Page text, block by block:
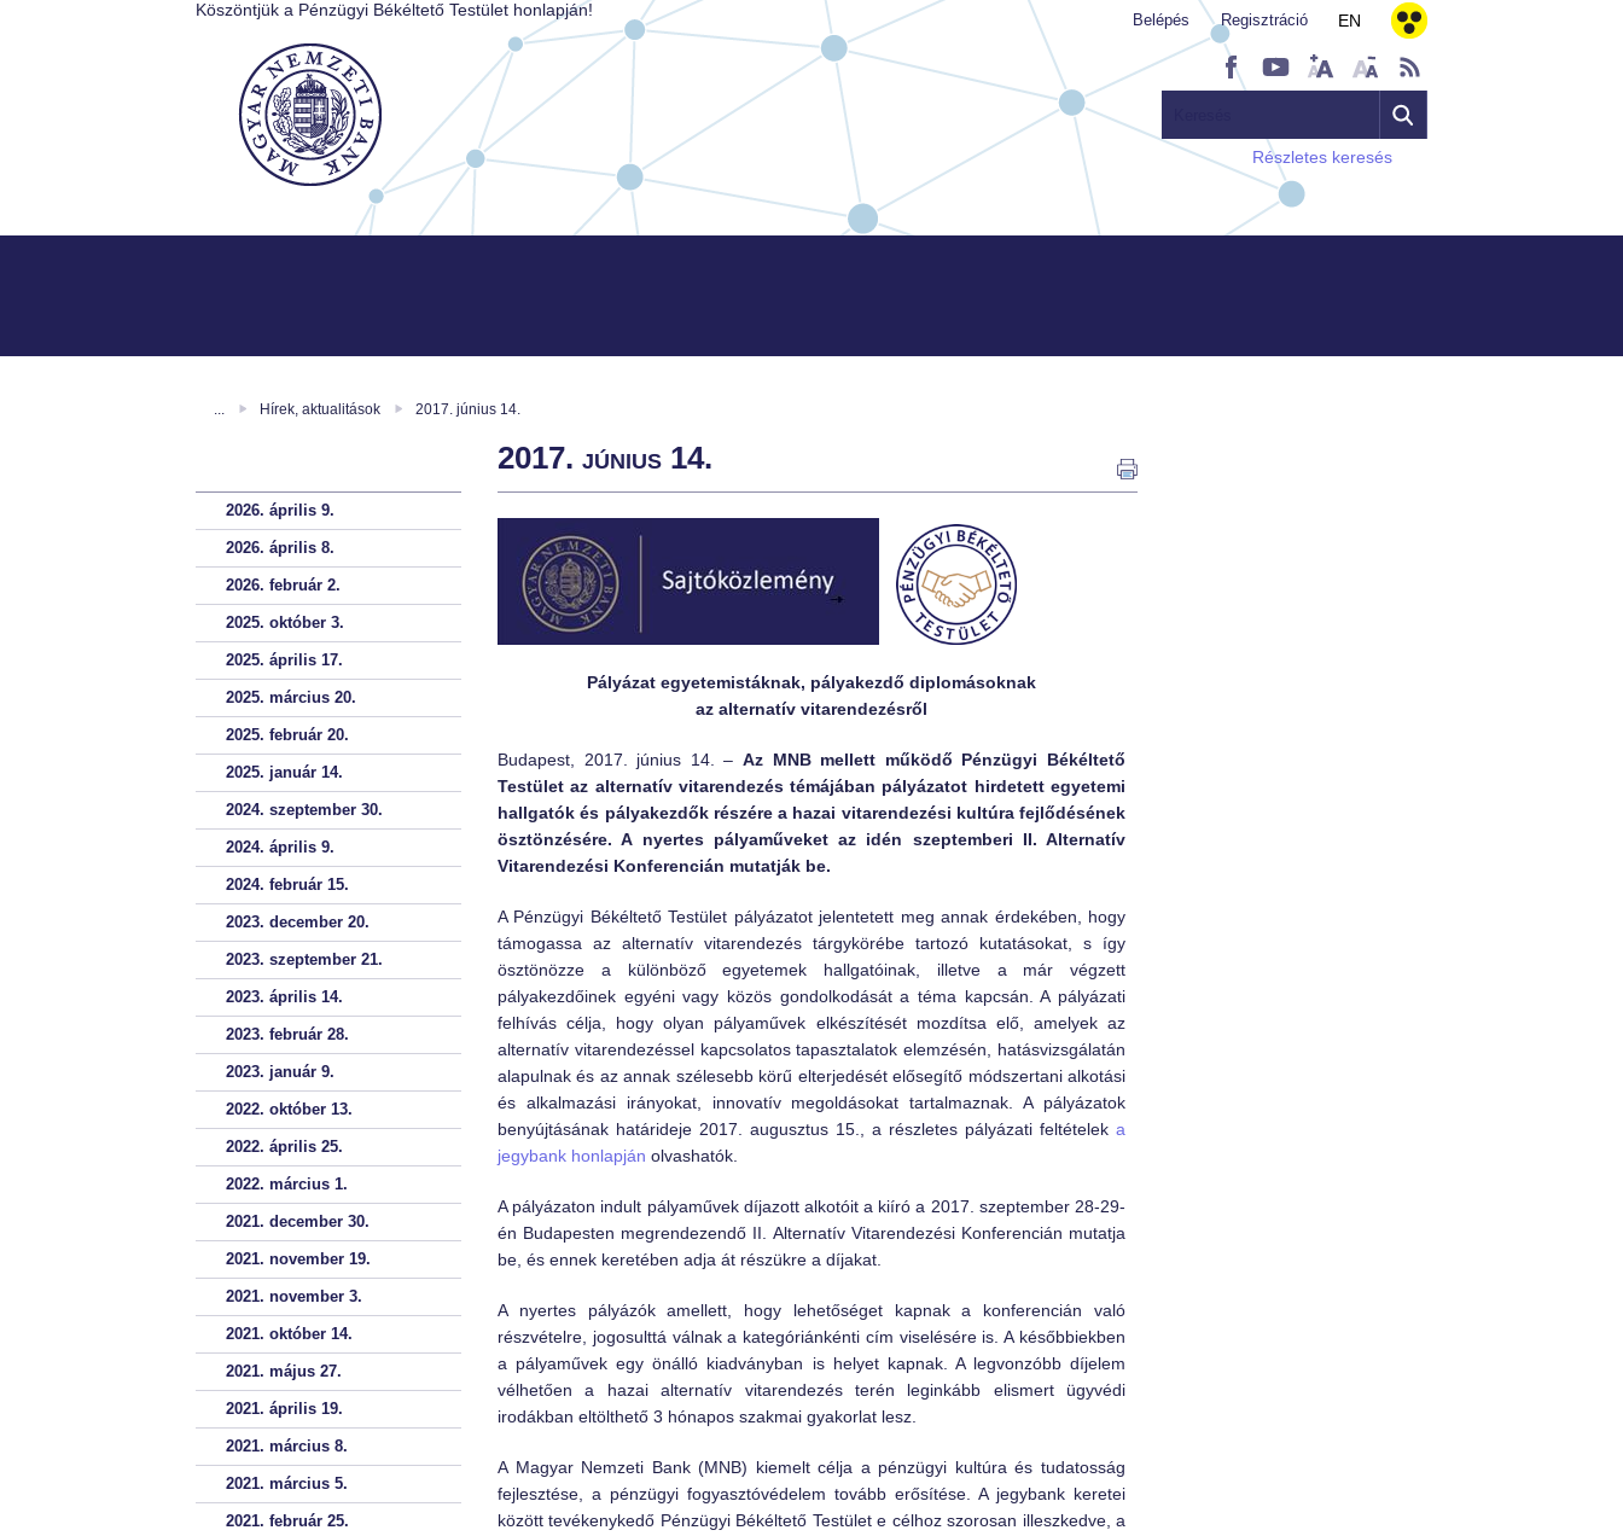
Köszöntjük a Pénzügyi Békéltető Testület honlapján!
Részletes keresés
Belépés Regisztráció EN
... Hírek, aktualitások 2017. június 14.
2026. április 9.
2026. április 8.
2026. február 2.
2025. október 3.
2025. április 17.
2025. március 20.
2025. február 20.
2025. január 14.
2024. szeptember 30.
2024. április 9.
2024. február 15.
2023. december 20.
2023. szeptember 21.
2023. április 14.
2023. február 28.
2023. január 9.
2022. október 13.
2022. április 25.
2022. március 1.
2021. december 30.
2021. november 19.
2021. november 3.
2021. október 14.
2021. május 27.
2021. április 19.
2021. március 8.
2021. március 5.
2021. február 25.
2017. június 14.
Pályázat egyetemistáknak, pályakezdő diplomásoknak
az alternatív vitarendezésről
Budapest, 2017. június 14. – Az MNB mellett működő Pénzügyi Békéltető
Testület az alternatív vitarendezés témájában pályázatot hirdetett egyetemi
hallgatók és pályakezdők részére a hazai vitarendezési kultúra fejlődésének
ösztönzésére. A nyertes pályaműveket az idén szeptemberi II. Alternatív
Vitarendezési Konferencián mutatják be.
A Pénzügyi Békéltető Testület pályázatot jelentetett meg annak érdekében, hogy
támogassa az alternatív vitarendezés tárgykörébe tartozó kutatásokat, s így
ösztönözze a különböző egyetemek hallgatóinak, illetve a már végzett
pályakezdőinek egyéni vagy közös gondolkodását a téma kapcsán. A pályázati
felhívás célja, hogy olyan pályaművek elkészítését mozdítsa elő, amelyek az
alternatív vitarendezéssel kapcsolatos tapasztalatok elemzésén, hatásvizsgálatán
alapulnak és az annak szélesebb körű elterjedését elősegítő módszertani alkotási
és alkalmazási irányokat, innovatív megoldásokat tartalmaznak. A pályázatok
benyújtásának határideje 2017. augusztus 15., a részletes pályázati feltételek a
jegybank honlapján olvashatók.
A pályázaton indult pályaművek díjazott alkotóit a kiíró a 2017. szeptember 28-29-
én Budapesten megrendezendő II. Alternatív Vitarendezési Konferencián mutatja
be, és ennek keretében adja át részükre a díjakat.
A nyertes pályázók amellett, hogy lehetőséget kapnak a konferencián való
részvételre, jogosulttá válnak a kategóriánkénti cím viselésére is. A későbbiekben
a pályaművek egy önálló kiadványban is helyet kapnak. A legvonzóbb díjelem
vélhetően a hazai alternatív vitarendezés terén leginkább elismert ügyvédi
irodákban eltölthető 3 hónapos szakmai gyakorlat lesz.
A Magyar Nemzeti Bank (MNB) kiemelt célja a pénzügyi kultúra és tudatosság
fejlesztése, a pénzügyi fogyasztóvédelem tovább erősítése. A jegybank keretei
között tevékenykedő Pénzügyi Békéltető Testület e célhoz szorosan illeszkedve, a